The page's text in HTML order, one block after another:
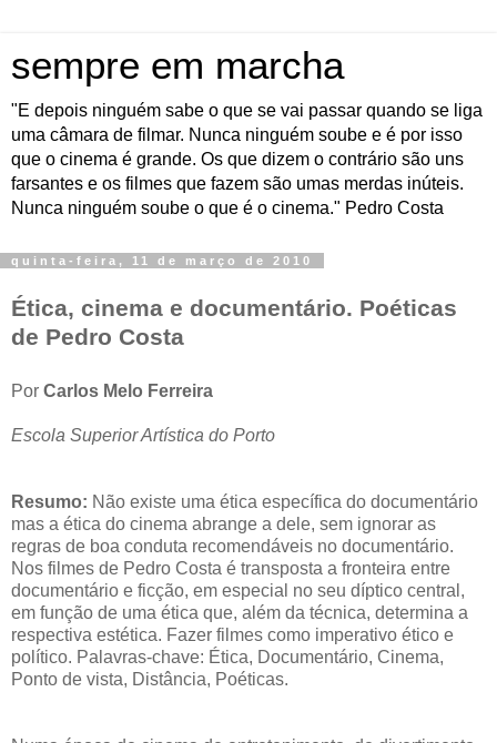
sempre em marcha
"E depois ninguém sabe o que se vai passar quando se liga
uma câmara de filmar. Nunca ninguém soube e é por isso
que o cinema é grande. Os que dizem o contrário são uns
farsantes e os filmes que fazem são umas merdas inúteis.
Nunca ninguém soube o que é o cinema." Pedro Costa
quinta-feira, 11 de março de 2010
Ética, cinema e documentário. Poéticas
de Pedro Costa
Por Carlos Melo Ferreira
Escola Superior Artística do Porto
Resumo: Não existe uma ética específica do documentário
mas a ética do cinema abrange a dele, sem ignorar as
regras de boa conduta recomendáveis no documentário.
Nos filmes de Pedro Costa é transposta a fronteira entre
documentário e ficção, em especial no seu díptico central,
em função de uma ética que, além da técnica, determina a
respectiva estética. Fazer filmes como imperativo ético e
político. Palavras-chave: Ética, Documentário, Cinema,
Ponto de vista, Distância, Poéticas.